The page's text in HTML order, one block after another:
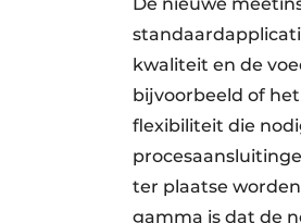
kwaliteit en de
bijvoorbeeld of
flexibiliteit die
ter plaatse
gamma is dat de